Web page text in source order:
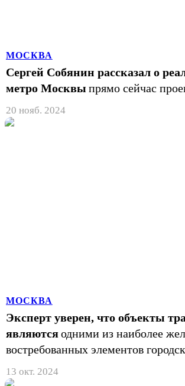
МОСКВА
Сергей Собянин рассказал о
метро Москвы прямо сейчас
20 нояб. 2024
МОСКВА
Эксперт уверен, что объекты
являютсяодними из наиболее
востребованных элементов
13 окт. 2024